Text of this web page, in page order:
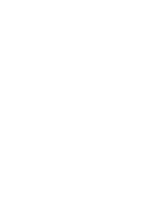
được tạo hình tinh tế,